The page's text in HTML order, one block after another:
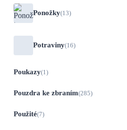
Ponožky(13)
Potraviny(16)
Poukazy(1)
Pouzdra ke zbraním(285)
Použité(7)